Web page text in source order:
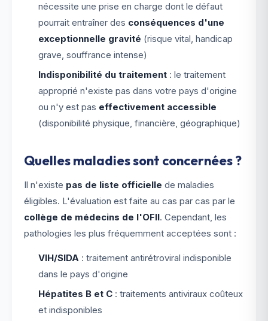
nécessite une prise en charge dont le défaut
pourrait entraîner des conséquences d'une
exceptionnelle gravité (risque vital, handicap
grave, souffrance intense)
Indisponibilité du traitement : le traitement
approprié n'existe pas dans votre pays d'origine
ou n'y est pas effectivement accessible
(disponibilité physique, financière, géographique)
Quelles maladies sont concernées ?
Il n'existe pas de liste officielle de maladies
éligibles. L'évaluation est faite au cas par cas par le
collège de médecins de l'OFII. Cependant, les
pathologies les plus fréquemment acceptées sont :
VIH/SIDA : traitement antirétroviral indisponible
dans le pays d'origine
Hépatites B et C : traitements antiviraux coûteux
et indisponibles